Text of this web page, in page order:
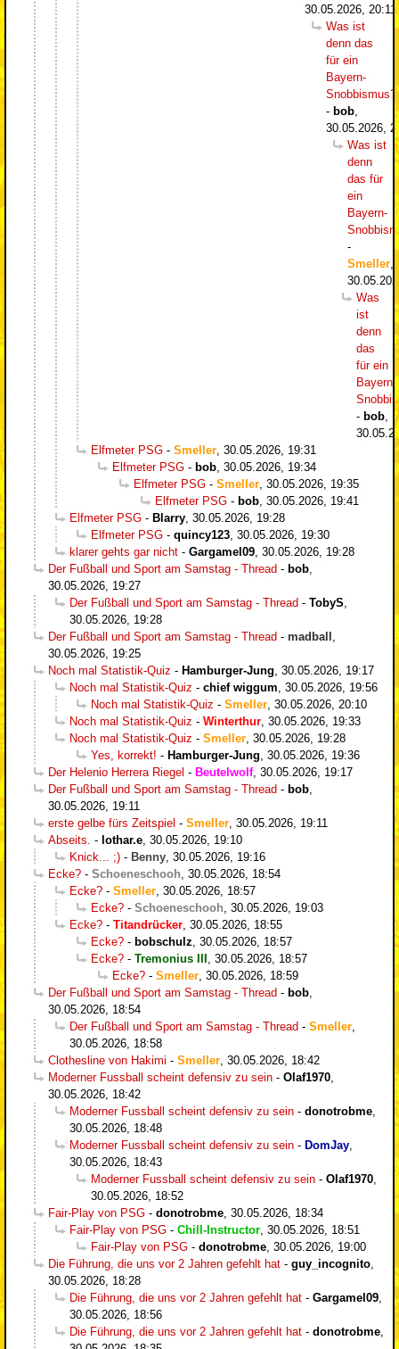
30.05.2026, 20:11
Was ist
denn das
für ein
Bayern-
- bob
30.05.2026,
Was ist
denn
das für
ein
Bayern-
-
Smeller
Was
ist
denn
das
für ein
Bayern-
- bob
Elfmeter PSG - Smeller 30.05.2026, 19:31
Elfmeter PSG - bob 30.05.2026, 19:34
Elfmeter PSG - Smeller 30.05.2026, 19:35
Elfmeter PSG - bob 30.05.2026, 19:41
Elfmeter PSG - Blarry 30.05.2026, 19:28
Elfmeter PSG - quincy123 30.05.2026, 19:30
klarer gehts gar nicht - Gargamel09 30.05.2026, 19:28
Der Fußball und Sport am Samstag - Thread - bob
30.05.2026, 19:27
Der Fußball und Sport am Samstag - Thread - TobyS
30.05.2026, 19:28
Der Fußball und Sport am Samstag - Thread - madball
30.05.2026, 19:25
Noch mal Statistik-Quiz - Hamburger-Jung 30.05.2026, 19:17
Noch mal Statistik-Quiz - chief wiggum 30.05.2026, 19:56
Noch mal Statistik-Quiz - Smeller 30.05.2026, 20:10
Noch mal Statistik-Quiz - Winterthur 30.05.2026, 19:33
Noch mal Statistik-Quiz - Smeller 30.05.2026, 19:28
Yes, korrekt! - Hamburger-Jung 30.05.2026, 19:36
Der Helenio Herrera Riegel - Beutelwolf, 30.05.2026, 19:17
Der Fußball und Sport am Samstag - Thread - bob
30.05.2026, 19:11
erste gelbe fürs Zeitspiel - Smeller 30.05.2026, 19:11
Abseits. - lothar.e 30.05.2026, 19:10
Knick... ;) - Benny 30.05.2026, 19:16
Ecke? - Schoeneschooh 30.05.2026, 18:54
Ecke? - Smeller 30.05.2026, 18:57
Ecke? - Schoeneschooh 30.05.2026, 19:03
Ecke? - Titandrücker 30.05.2026, 18:55
Ecke? - bobschulz 30.05.2026, 18:57
Ecke? - Tremonius III 30.05.2026, 18:57
Ecke? - Smeller 30.05.2026, 18:59
Der Fußball und Sport am Samstag - Thread - bob
30.05.2026, 18:54
Der Fußball und Sport am Samstag - Thread - Smeller
30.05.2026, 18:58
Clothesline von Hakimi - Smeller 30.05.2026, 18:42
Moderner Fussball scheint defensiv zu sein - Olaf1970
30.05.2026, 18:42
Moderner Fussball scheint defensiv zu sein - donotrobme
30.05.2026, 18:48
Moderner Fussball scheint defensiv zu sein - DomJay
30.05.2026, 18:43
Moderner Fussball scheint defensiv zu sein - Olaf1970
30.05.2026, 18:52
Fair-Play von PSG - donotrobme 30.05.2026, 18:34
Fair-Play von PSG - Chill-Instructor 30.05.2026, 18:51
Fair-Play von PSG - donotrobme 30.05.2026, 19:00
Die Führung, die uns vor 2 Jahren gefehlt hat - guy_incognito
30.05.2026, 18:28
Die Führung, die uns vor 2 Jahren gefehlt hat - Gargamel09
30.05.2026, 18:56
Die Führung, die uns vor 2 Jahren gefehlt hat - donotrobme